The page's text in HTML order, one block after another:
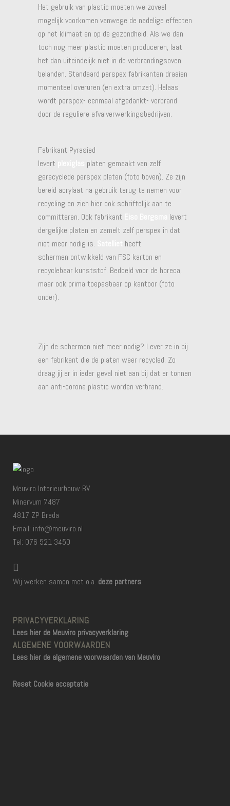
Het gebruik van plastic moeten we zoveel
mogelijk voorkomen vanwege de nadelige effecten
op het klimaat en op de gezondheid. Als we dan
toch nog meer plastic moeten produceren, laat
het dan uiteindelijk niet in de verbrandingsoven
belanden. Standaard perspex fabrikanten draaien
momenteel overuren (en extra omzet). Helaas
wordt perspex- eenmaal afgedankt- verbrand
door de reguliere afvalverwerkingsbedrijven.
Fabrikant Pyrasied
levert
platen gemaakt van zelf
gerecyclede perspex platen (foto boven). Ze zijn
bereid acrylaat na gebruik terug te nemen voor
recycling en zich hier ook schriftelijk aan te
committeren. Ook fabrikant
levert
dergelijke platen en zamelt zelf perspex in dat
niet meer nodig is.
heeft
schermen ontwikkeld van FSC karton en
recyclebaar kunststof. Bedoeld voor de horeca,
maar ook prima toepasbaar op kantoor (foto
onder).
Zijn de schermen niet meer nodig? Lever ze in bij
een fabrikant die de platen weer recycled. Zo
draag jij er in ieder geval niet aan bij dat er tonnen
aan anti-corona plastic worden verbrand.
Meuviro Interieurbouw BV
Minervum 7487
4817 ZP Breda
Email: info@meuviro.nl
Tel: 076 521 3450
Wij werken samen met o.a. deze partners.
PRIVACYVERKLARING
Lees hier de Meuviro privacyverklaring
ALGEMENE VOORWAARDEN
Lees hier de algemene voorwaarden van Meuviro
Reset Cookie acceptatie